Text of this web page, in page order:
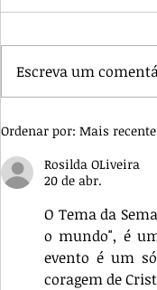
GLOBAL 2033 E
ENTRA NA ROTA
DA EVANGELIZAÇÃO
Escreva um
Ordenar por: Mais recente
Rosilda OLiveira
20 de abr.
O Tema da
o mundo", é
evento é um
coragem de